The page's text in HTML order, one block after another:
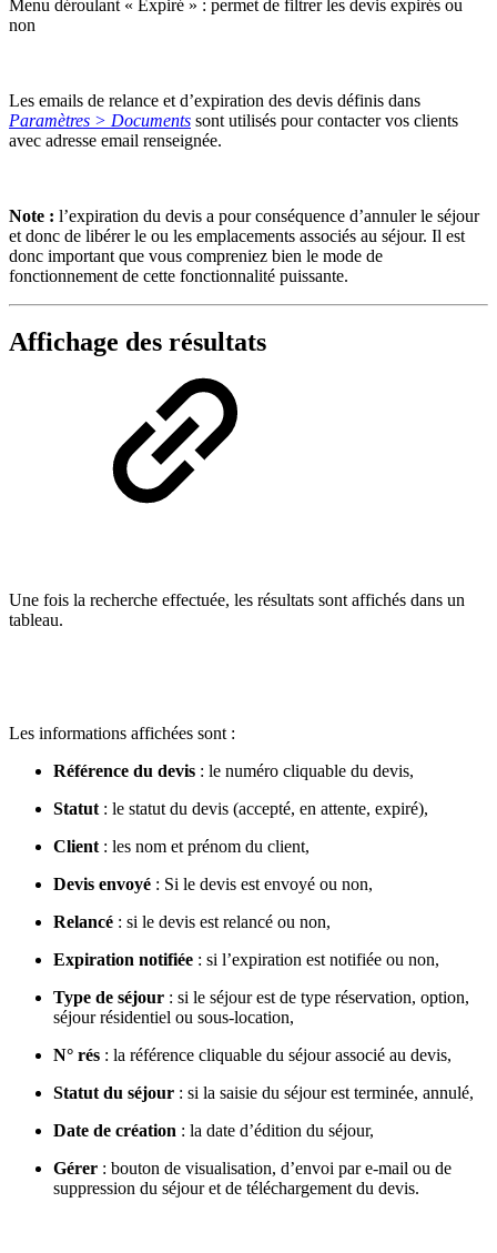
Menu déroulant « Expiré » : permet de filtrer les devis expirés ou
non
Les emails de relance et d’expiration des devis définis dans
Paramètres > Documents sont utilisés pour contacter vos clients
avec adresse email renseignée.
Note : l’expiration du devis a pour conséquence d’annuler le séjour
et donc de libérer le ou les emplacements associés au séjour. Il est
donc important que vous compreniez bien le mode de
fonctionnement de cette fonctionnalité puissante.
Affichage des résultats
Une fois la recherche effectuée, les résultats sont affichés dans un
tableau.
Les informations affichées sont :
Référence du devis : le numéro cliquable du devis,
Statut : le statut du devis (accepté, en attente, expiré),
Client : les nom et prénom du client,
Devis envoyé : Si le devis est envoyé ou non,
Relancé : si le devis est relancé ou non,
Expiration notifiée : si l’expiration est notifiée ou non,
Type de séjour : si le séjour est de type réservation, option,
séjour résidentiel ou sous-location,
N° rés : la référence cliquable du séjour associé au devis,
Statut du séjour : si la saisie du séjour est terminée, annulé,
Date de création : la date d’édition du séjour,
Gérer : bouton de visualisation, d’envoi par e-mail ou de
suppression du séjour et de téléchargement du devis.